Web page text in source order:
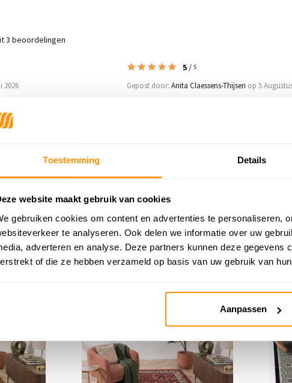
Toestemming Details
website maakt gebruik van cookies
gebruiken cookies om content en advertenties te personaliseren,
te analyseren. Ook delen we informatie over uw
adverteren en analyse. Deze partners kunnen deze gegevens
of die ze hebben verzameld op basis van uw gebruik van
Aanpassen
3 beoordelingen
2026
5/ 5
Gepost door: Anita Claessens-Thijsen op 5
ook leuk